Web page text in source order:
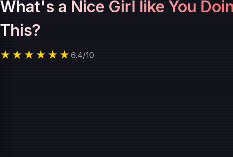
What's a Nice Girl like You
This?
★★★★★★ 6.4/10